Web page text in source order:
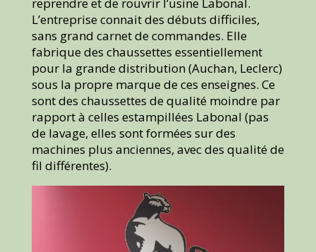
reprendre et de rouvrir l’usine Labonal.
L’entreprise connait des débuts difficiles,
sans grand carnet de commandes. Elle
fabrique des chaussettes essentiellement
pour la grande distribution (Auchan, Leclerc)
sous la propre marque de ces enseignes. Ce
sont des chaussettes de qualité moindre par
rapport à celles estampillées Labonal (pas
de lavage, elles sont formées sur des
machines plus anciennes, avec des qualité de
fil différentes).